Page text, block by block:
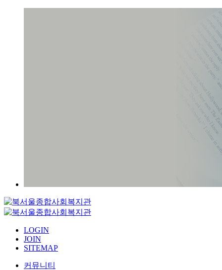
LOGIN
JOIN
SITEMAP
커뮤니티